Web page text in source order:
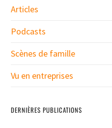
Articles
Podcasts
Scènes de famille
Vu en entreprises
DERNIÈRES PUBLICATIONS